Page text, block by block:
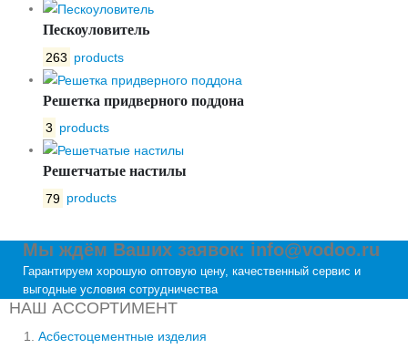
Пескоуловитель
263 products
Решетка придверного поддона
3 products
Решетчатые настилы
79 products
Мы ждём Ваших заявок: info@vodoo.ru
Гарантируем хорошую оптовую цену, качественный сервис и
выгодные условия сотрудничества
НАШ АССОРТИМЕНТ
Асбестоцементные изделия